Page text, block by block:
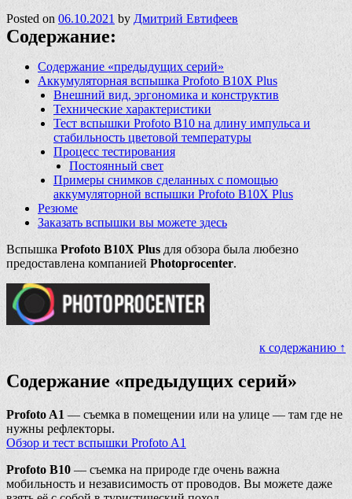
Posted on 06.10.2021 by Дмитрий Евтифеев
Содержание:
Содержание «предыдущих серий»
Аккумуляторная вспышка Profoto B10X Plus
Внешний вид, эргономика и конструктив
Технические характеристики
Тест вспышки Profoto B10 на длину импульса и
стабильность цветовой температуры
Процесс тестирования
Постоянный свет
Примеры снимков сделанных с помощью
аккумуляторной вспышки Profoto B10X Plus
Резюме
Заказать вспышки вы можете здесь
Вспышка Profoto B10X Plus для обзора была любезно
предоставлена компанией Photoprocenter.
к содержанию ↑
Содержание «предыдущих серий»
Profoto A1 — съемка в помещении или на улице — там где не
нужны рефлекторы.
Обзор и тест вспышки Profoto A1
Profoto B10— съемка на природе где очень важна
мобильность и независимость от проводов. Вы можете даже